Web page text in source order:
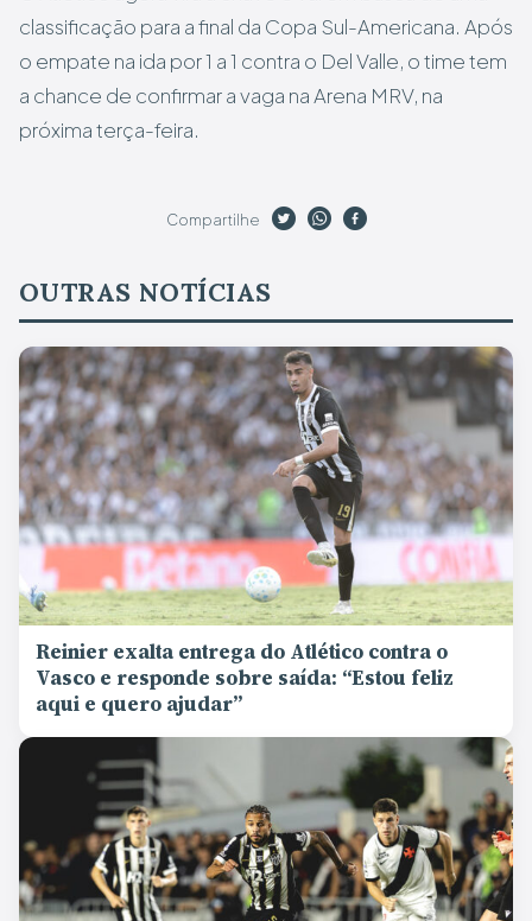
classificação para a final da Copa Sul-Americana. Após
o empate na ida por 1 a 1 contra o Del Valle, o time tem
a chance de confirmar a vaga na Arena MRV, na
próxima terça-feira.
Compartilhe
OUTRAS NOTÍCIAS
Reinier exalta entrega do Atlético contra o
Vasco e responde sobre saída: “Estou feliz
aqui e quero ajudar”